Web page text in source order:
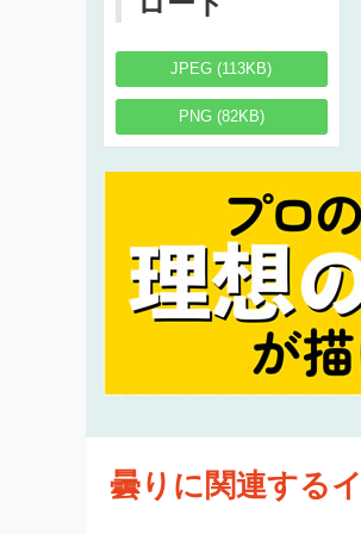
JPEG (113KB)
PNG (82KB)
曇りに関連する